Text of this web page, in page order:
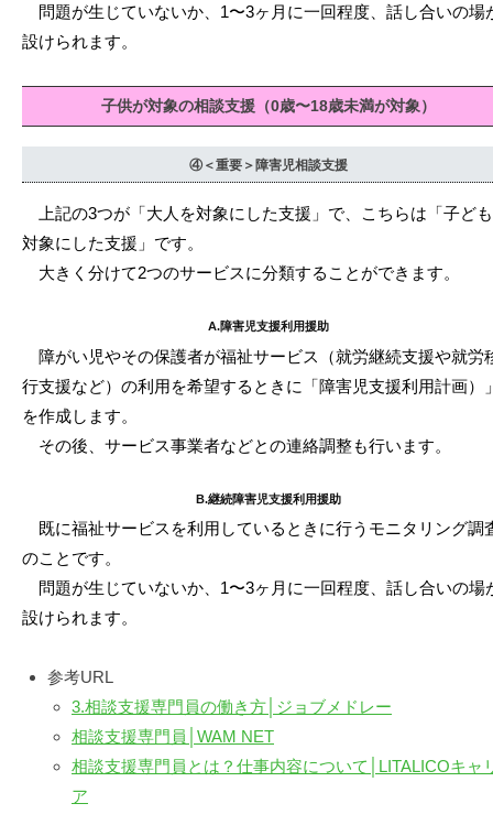
問題が生じていないか、1〜3ヶ月に一回程度、話し合いの場
設けられます。
子供が対象の相談支援（0歳〜18歳未満が対象）
④＜重要＞障害児相談支援
上記の3つが「大人を対象にした支援」で、こちらは「子ど
対象にした支援」です。
大きく分けて2つのサービスに分類することができます。
A.障害児支援利用援助
障がい児やその保護者が福祉サービス（就労継続支援や就労
行支援など）の利用を希望するときに「障害児支援利用計画）
を作成します。
その後、サービス事業者などとの連絡調整も行います。
B.継続障害児支援利用援助
既に福祉サービスを利用しているときに行うモニタリング調
のことです。
問題が生じていないか、1〜3ヶ月に一回程度、話し合いの場
設けられます。
参考URL
3.相談支援専門員の働き方│ジョブメドレー
相談支援専門員│WAM NET
相談支援専門員とは？仕事内容について│LITALICOキャ
ア